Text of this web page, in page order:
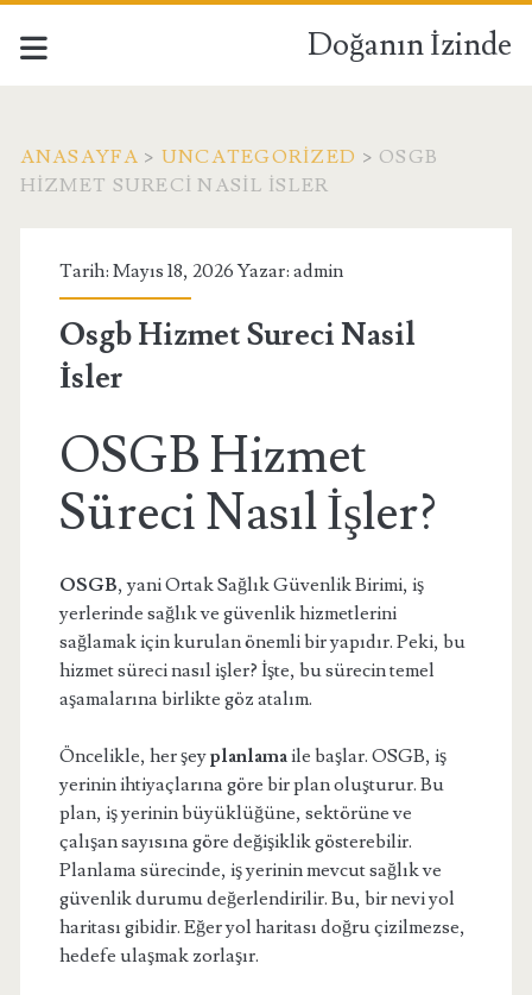
Doğanın İzinde
ANASAYFA > UNCATEGORIZED > OSGB
HIZMET SURECI NASIL İSLER
Tarih: Mayıs 18, 2026 Yazar: admin
Osgb Hizmet Sureci Nasil
İsler
OSGB Hizmet
Süreci Nasıl İşler?
OSGB, yani Ortak Sağlık Güvenlik Birimi, iş
yerlerinde sağlık ve güvenlik hizmetlerini
sağlamak için kurulan önemli bir yapıdır. Peki, bu
hizmet süreci nasıl işler? İşte, bu sürecin temel
aşamalarına birlikte göz atalım.
Öncelikle, her şeyplanlamaile başlar. OSGB, iş
yerinin ihtiyaçlarına göre bir plan oluşturur. Bu
plan, iş yerinin büyüklüğüne, sektörüne ve
çalışan sayısına göre değişiklik gösterebilir.
Planlama sürecinde, iş yerinin mevcut sağlık ve
güvenlik durumu değerlendirilir. Bu, bir nevi yol
haritası gibidir. Eğer yol haritası doğru çizilmezse,
hedefe ulaşmak zorlaşır.